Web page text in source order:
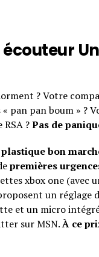
? Votre
pan pan boum » ?
?Pas de
plastique bon
premières
xbox one (avec
un réglage
et un micro
sur MSN.À ce